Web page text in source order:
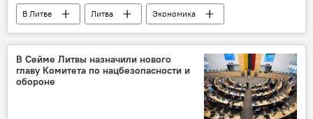
В Литве Литва
Экономика
экономика
Achema
производство
удобрения
В Сейме Литвы назначили нового
главу Комитета по нацбезопасности и
обороне